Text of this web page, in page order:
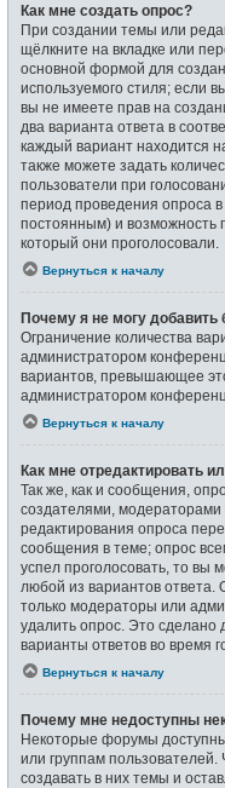
Как мне создать опрос?
При создании темы или
щёлкните на вкладке или
основной формой для
используемого стиля; если
вы не имеете прав на
два варианта ответа в
каждый вариант находится
также можете задать
пользователи при
период проведения опроса
постоянным) и возможность
который они проголосовали.
Вернуться к началу
Почему я не могу добавить
Ограничение количества
администратором
вариантов, превышающее
администратором
Вернуться к началу
Как мне отредактировать
Так же, как и сообщения,
создателями,
редактирования опроса
сообщения в теме; опрос
успел проголосовать, то вы
любой из вариантов ответа.
только модераторы или
удалить опрос. Это сделано
варианты ответов во время
Вернуться к началу
Почему мне недоступны
Некоторые форумы
или группам
создавать в них темы и